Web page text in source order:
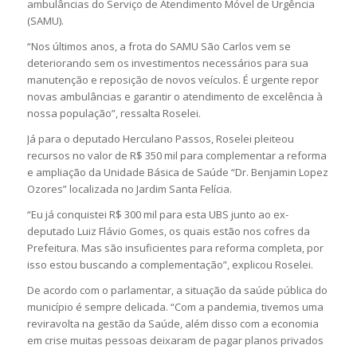
ambulâncias do Serviço de Atendimento Móvel de Urgência
(SAMU).
“Nos últimos anos, a frota do SAMU São Carlos vem se
deteriorando sem os investimentos necessários para sua
manutenção e reposição de novos veículos. É urgente repor
novas ambulâncias e garantir o atendimento de excelência à
nossa população”, ressalta Roselei.
Já para o deputado Herculano Passos, Roselei pleiteou
recursos no valor de R$ 350 mil para complementar a reforma
e ampliação da Unidade Básica de Saúde “Dr. Benjamin Lopez
Ozores” localizada no Jardim Santa Felícia.
“Eu já conquistei R$ 300 mil para esta UBS junto ao ex-
deputado Luiz Flávio Gomes, os quais estão nos cofres da
Prefeitura. Mas são insuficientes para reforma completa, por
isso estou buscando a complementação”, explicou Roselei.
De acordo com o parlamentar, a situação da saúde pública do
município é sempre delicada. “Com a pandemia, tivemos uma
reviravolta na gestão da Saúde, além disso com a economia
em crise muitas pessoas deixaram de pagar planos privados